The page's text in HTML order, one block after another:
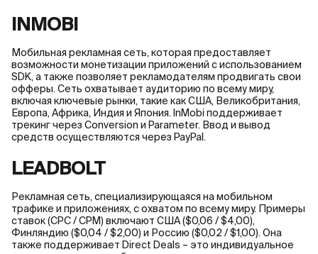
INMOBI
Мобильная рекламная сеть, которая предоставляет
возможности монетизации приложений с использованием
SDK, а также позволяет рекламодателям продвигать свои
офферы. Сеть охватывает аудиторию по всему миру,
включая ключевые рынки, такие как США, Великобритания,
Европа, Африка, Индия и Япония. InMobi поддерживает
трекинг через Conversion и Parameter. Ввод и вывод
средств осуществляются через PayPal.
LEADBOLT
Рекламная сеть, специализирующаяся на мобильном
трафике и приложениях, с охватом по всему миру. Примеры
ставок (CPC / CPM) включают США ($0,06 / $4,00),
Финляндию ($0,04 / $2,00) и Россию ($0,02 / $1,00). Она
также поддерживает Direct Deals – это индивидуальное